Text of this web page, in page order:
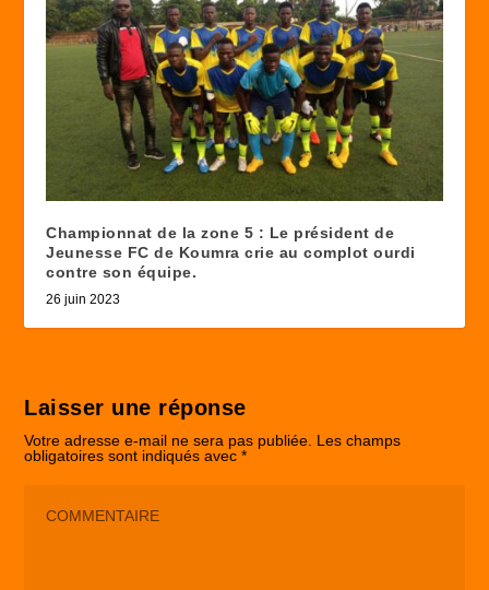
Championnat de la zone 5 : Le président de
Jeunesse FC de Koumra crie au complot ourdi
contre son équipe.
26 juin 2023
Laisser une réponse
Votre adresse e-mail ne sera pas publiée. Les champs
obligatoires sont indiqués avec*